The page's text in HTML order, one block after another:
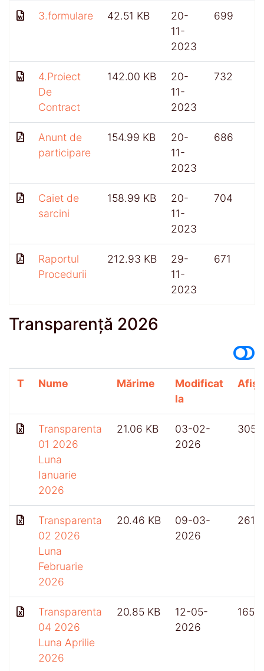
3.formulare 42.51 KB
20-
11-
2023
699
4.Proiect
De
Contract
142.00 KB
20-
11-
2023
732
Anunt de
participare
154.99 KB
20-
11-
2023
686
Caiet de
sarcini
158.99 KB
20-
11-
2023
704
Raportul
Procedurii
212.93 KB
29-
11-
2023
671
Transparență 2026
T Nume Mărime
Modificat
la
Transparenta
01 2026
Luna
Ianuarie
2026
21.06 KB
03-02-
2026
305
Transparenta
02 2026
Luna
Februarie
2026
20.46 KB
09-03-
2026
261
Transparenta
04 2026
Luna Aprilie
2026
20.85 KB
12-05-
2026
165